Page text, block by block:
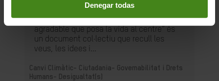
Denegar todas
Aquest “Manifest per a una ciutat verda i
agradable que posa la vida al centre” és
un document col·lectiu que recull les
veus, les idees i...
Canvi Climàtic- Ciutadania- Governabilitat i Drets
Humans- Desigualtat(s)